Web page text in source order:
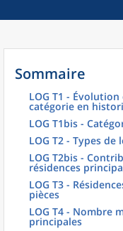
Sommaire
LOG T1 -
catégorie en
LOG T1bis -
LOG T2 - Types de
LOG T2bis -
résidences
LOG T3 -
pièces
LOG T4 - Nombre
principales